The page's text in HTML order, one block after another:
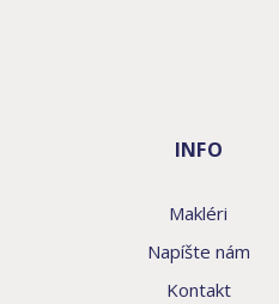
INFO
Makléri
Napíšte nám
Kontakt